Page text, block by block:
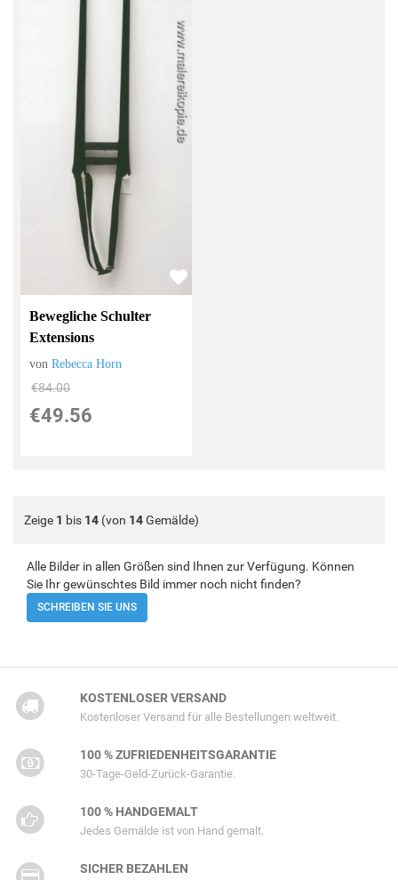
Bewegliche Schulter
Extensions
vonRebecca Horn
€84.00
€49.56
Zeige 1 bis 14 (von 14Gemälde)
Alle Bilder in allen Größen sind Ihnen zur Verfügung. Können
Sie Ihr gewünschtes Bild immer noch nicht finden?
SCHREIBEN SIE UNS
KOSTENLOSER VERSAND
Kostenloser Versand für alle Bestellungen weltweit.
100 % ZUFRIEDENHEITSGARANTIE
30-Tage-Geld-Zurück-Garantie.
100 % HANDGEMALT
Jedes Gemälde ist von Hand gemalt.
SICHER BEZAHLEN